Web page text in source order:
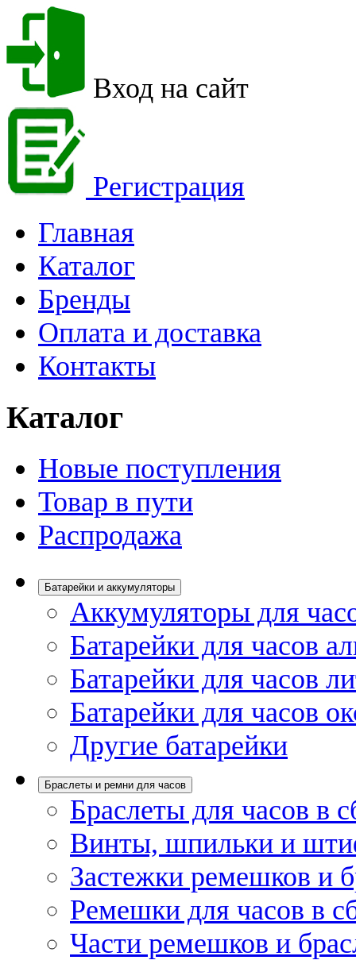
Вход на сайт
Регистрация
Главная
Каталог
Бренды
Оплата и доставка
Контакты
Каталог
Новые поступления
Товар в пути
Распродажа
Батарейки и аккумуляторы
Аккумуляторы для
Батарейки для часов
Батарейки для часов
Батарейки для часов
Другие батарейки
Браслеты и ремни для часов
Браслеты для часов в
Винты, шпильки и
Застежки ремешков и
Ремешки для часов в
Части ремешков и